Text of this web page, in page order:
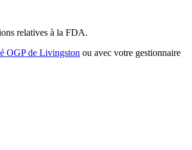
relatives à la FDA.
OGP de Livingston ou avec votre gestionnaire